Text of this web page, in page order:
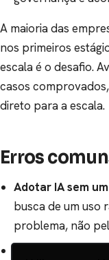
A maioria das
nos primeiros
escala é o desafio.
casos
direto para a escala.
Erros
Adotar IA sem
busca de um uso
problema, não